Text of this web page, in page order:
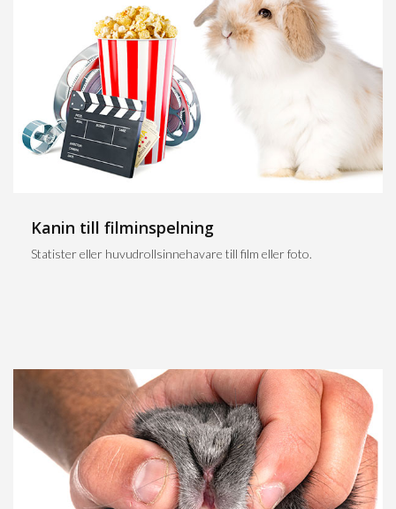
Kanin till filminspelning
Statister eller huvudrollsinnehavare till film eller foto.